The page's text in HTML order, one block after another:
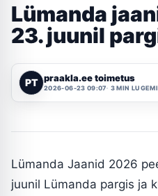
Lümanda
23. juunil
PT praakla.ee toimetus
2026-06-23 09:07 3 MIN
Lümanda Jaanid 2026
juunil Lümanda pargis ja